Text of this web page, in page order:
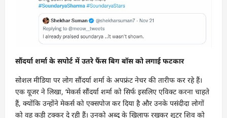
सौंदर्या शर्मा के सपोर्ट में उतरे फैंस बिग बॉस को लगाई फटकार
सोशल मीडिया पर लोग सौंदर्या शर्मा के अपफ्रंट नेचर की तारीफ कर रहे हैं।
एक यूजर ने लिखा, ‘मेकर्स सौंदर्या शर्मा को सिर्फ इसलिए एविक्ट करना चाहते
हैं, क्योंकि उन्होंने मेकर्स को एक्सपोज कर दिया है और उनके पसंदीदा लोगों
को वह कड़ी टक्कर दे रही हैं। उनको अब्दु के खिलाफ रखकर शूटर शिव को